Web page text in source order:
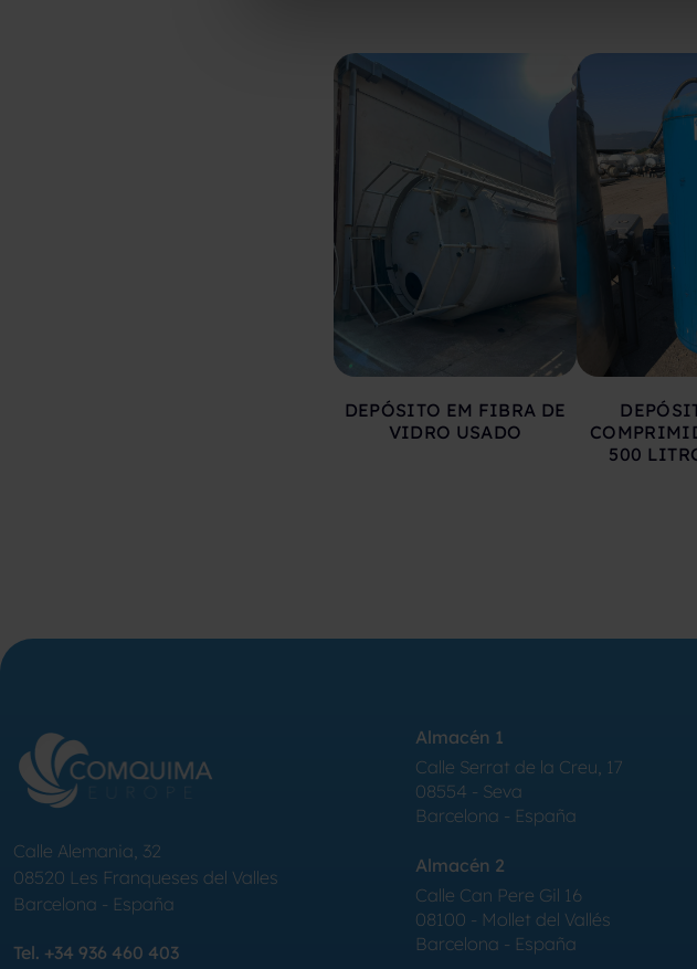
DEPÓSITO EM FIBRA DE
VIDRO USADO
500
Calle Alemania, 32
08520 Les Franqueses del Valles
Barcelona - España
Tel. +34 936 460 403
Almacén 1
Calle Serrat de la Creu, 17
08554 - Seva
Barcelona - España
Almacén 2
Calle Can Pere Gil 16
08100 - Mollet del Vallés
Barcelona - España